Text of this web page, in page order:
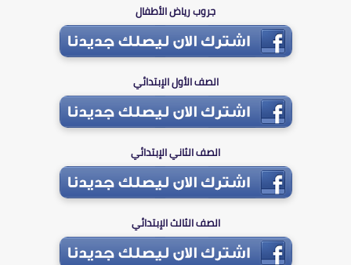
جروب رياض الأطفال
الصف الأول الإبتدائي
الصف الثاني الإبتدائي
الصف الثالث الإبتدائي